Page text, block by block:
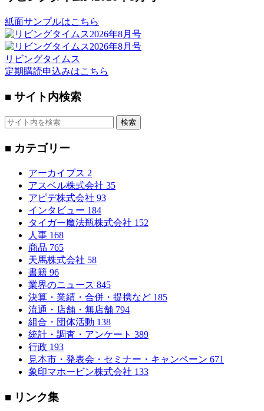
紙面サンプルはこちら
リビングタイムス
定期購読申込みはこちら
■ サイト内検索
検索
■ カテゴリー
アーカイブス 2
アスベル株式会社 35
アピデ株式会社 93
インタビュー 184
タイガー魔法瓶株式会社 152
人事 168
商品 765
天馬株式会社 58
書籍 96
業界のニュース 845
決算・業績・合併・提携など 185
流通・店舗・無店舗 794
組合・団体活動 138
統計・調査・アンケート 389
行政 193
見本市・発表会・セミナー・キャンペーン 671
象印マホービン株式会社 133
■ リンク集